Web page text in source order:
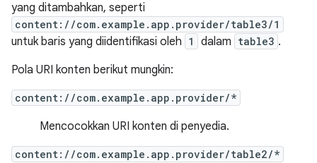
yang ditambahkan, seperti
content://com.example.app.provider/table3/1
untuk baris yang diidentifikasi oleh 1 dalam table3 .
Pola URI konten berikut mungkin:
content://com.example.app.provider/*
Mencocokkan URI konten di penyedia.
content://com.example.app.provider/table2/*